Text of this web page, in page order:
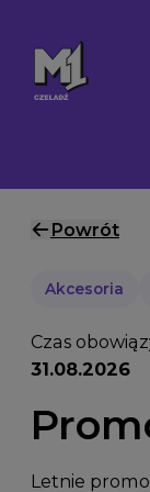
Powrót
Akcesoria
Czas
31.08.2026
Letnie